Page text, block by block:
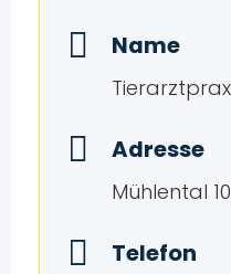
Name
Adresse
Mühlental
Telefon